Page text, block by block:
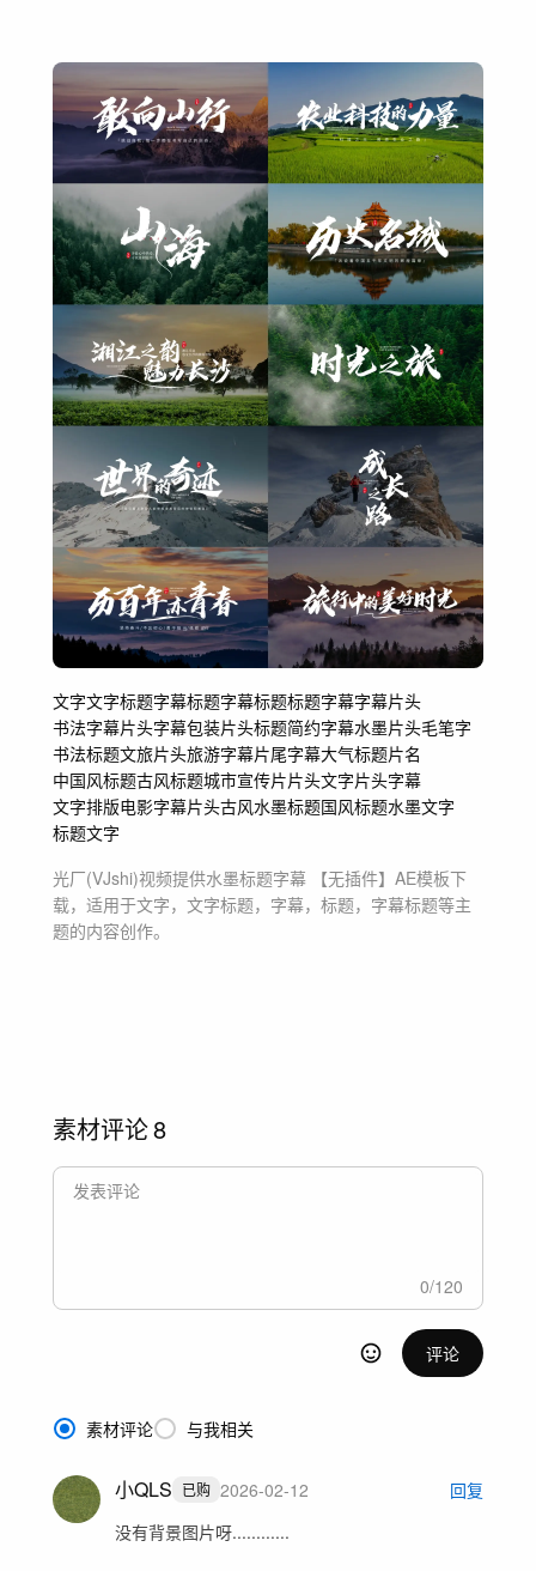
文字文字标题字幕标题字幕标题标题字幕字幕片头
书法字幕片头字幕包装片头标题简约字幕水墨片头毛笔字
书法标题文旅片头旅游字幕片尾字幕大气标题片名
中国风标题古风标题城市宣传片片头文字片头字幕
文字排版电影字幕片头古风水墨标题国风标题水墨文字
标题文字
光厂(VJshi)视频提供水墨标题字幕 【无插件】 AE模板下
载，适用于文字，文字标题，字幕，标题，字幕标题等主
题的内容创作。
素材评论8
0/120
评论
素材评论 与我相关
小QLS 已购 2026-02-12
回复
没有背景图片呀............